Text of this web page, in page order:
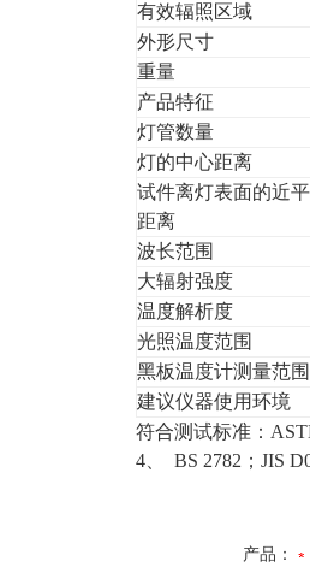
有效辐照区域
外形尺寸
重量
产品特征
灯管数量
灯的中心距离
试件离灯表面的近
距离
波长范围
大辐射强度
温度解析度
光照温度范围
黑板温度计测量范围
建议仪器使用环境
符合测试标准：
4、 BS 2782；JIS
产品：